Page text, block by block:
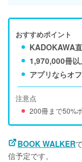
おすすめポイント
KADOKAWA
1,970,000冊以
アプリならオ
注意点
200冊まで50%
BOOK WALKER
信予定です。